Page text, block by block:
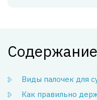
Содержание
Виды палочек для
Как правильно